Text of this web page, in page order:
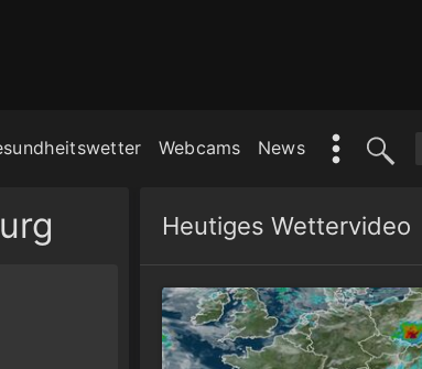
Webcams News
Heutiges Wettervideo